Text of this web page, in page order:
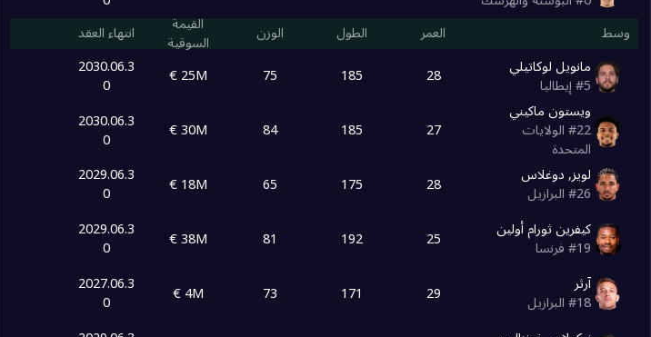
وسط
العمر الطول الوزن القيمة
السوقية
انتهاء العقد
مانويل لوكاتيلي
#5 إيطاليا 28
185
75
25M €
2030.06.3
0
ويستون ماكيني
#22 الولايات
المتحدة
27
185
84
30M €
2030.06.3
0
لويز, دوغلاس
#26 البرازيل 28
175
65
18M €
2029.06.3
0
كيفرين ثورام أولين
#19 فرنسا 25
192
81
38M €
2029.06.3
0
آرثر
#18 البرازيل 29
171
73
4M €
2027.06.3
0